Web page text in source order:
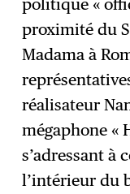
politique «
proximité du
Madama à
réalisateur
mégaphone «
s’adressant à
l’intérieur du